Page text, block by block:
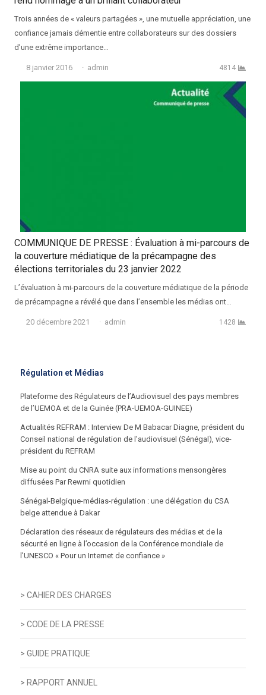
Trois années de « valeurs partagées », une mutuelle appréciation, une
confiance jamais démentie entre collaborateurs sur des dossiers
d’une extrême importance…
8 janvier 2016 Auteur
admin 4814
COMMUNIQUE DE PRESSE : Évaluation à mi-parcours de
la couverture médiatique de la précampagne des
élections territoriales du 23 janvier 2022
L’évaluation à mi-parcours de la couverture médiatique de la période
de précampagne a révélé que dans l’ensemble les médias ont…
20 décembre 2021 Auteur
admin 1428
Régulation et Médias
Plateforme des Régulateurs de l’Audiovisuel des pays membres
de l’UEMOA et de la Guinée (PRA-UEMOA-GUINEE)
Actualités REFRAM : Interview De M Babacar Diagne, président du
Conseil national de régulation de l’audiovisuel (Sénégal), vice-
président du REFRAM
Mise au point du CNRA suite aux informations mensongères
diffusées Par Rewmi quotidien
Sénégal-Belgique-médias-régulation : une délégation du CSA
belge attendue à Dakar
Déclaration des réseaux de régulateurs des médias et de la
sécurité en ligne à l’occasion de la Conférence mondiale de
l’UNESCO « Pour un Internet de confiance »
> CAHIER DES CHARGES
> CODE DE LA PRESSE
> GUIDE PRATIQUE
> RAPPORT ANNUEL